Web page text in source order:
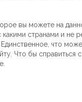
вы можете на
странами и не
что
Что бы справиться